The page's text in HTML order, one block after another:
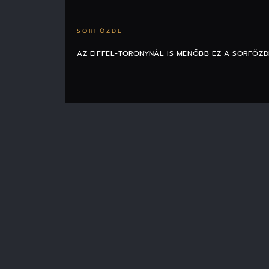
SÖRFŐZDE
AZ EIFFEL-TORONYNÁL IS MENŐBB EZ A